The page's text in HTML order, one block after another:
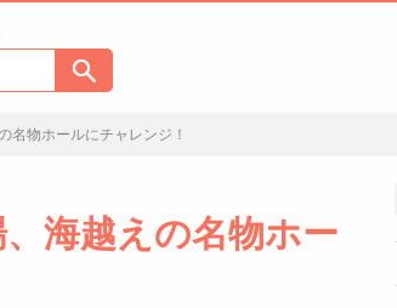
名物ホールにチャレンジ！
海越えの名物ホー